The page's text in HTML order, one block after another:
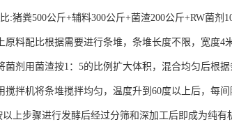
:猪粪500公斤+辅料300公斤+菌渣200公斤+RW菌剂
原料配比根据需要进行条堆，条堆长度不限，宽度4
菌剂用菌渣按1：5的比例扩大体积，混合均匀后根据
搅拌机将条堆搅拌均匀，温度升到60度以上后，每
上步骤进行发酵后经过分筛和深加工后即成为纯有